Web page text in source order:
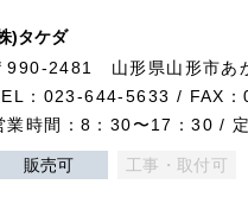
)タケダ
990-2481 山形県山形市あ
：023-644-5633 / FAX
業時間：8：30〜17：30 /
販売可 工事・取付可